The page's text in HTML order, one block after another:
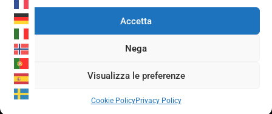
Accetta
Nega
Visualizza le preferenze
Cookie PolicyPrivacy Policy
https://www.civonline.it/
https://b-rewards.it/